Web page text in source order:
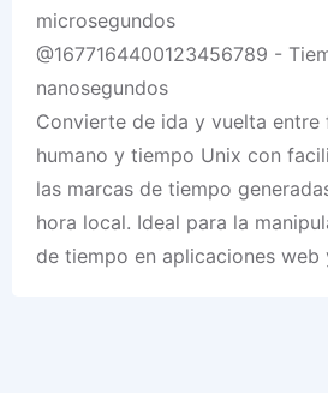
microsegundos
@1677164400123456789 -
nanosegundos
Convierte de ida y vuelta entre
humano y tiempo Unix con
las marcas de tiempo
hora local. Ideal para la
de tiempo en aplicaciones web